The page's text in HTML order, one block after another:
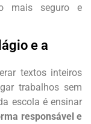
mais seguro e
e a
textos inteiros
trabalhos sem
escola é ensinar
responsável e